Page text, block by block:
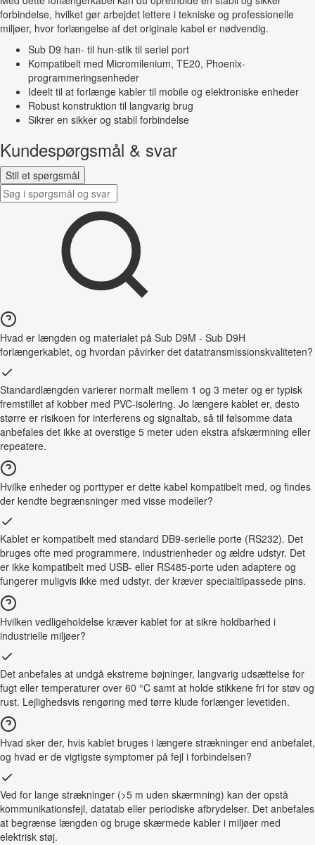
forbindelse, hvilket gør arbejdet lettere i tekniske og professionelle
miljøer, hvor forlængelse af det originale kabel er nødvendig.
Sub D9 han- til hun-stik til seriel port
Kompatibelt med Micromilenium, TE20, Phoenix-
programmeringsenheder
Ideelt til at forlænge kabler til mobile og elektroniske enheder
Robust konstruktion til langvarig brug
Sikrer en sikker og stabil forbindelse
Kundespørgsmål & svar
Stil et spørgsmål
Hvad er længden og materialet på Sub D9M - Sub D9H
forlængerkablet, og hvordan påvirker det datatransmissionskvaliteten?
Standardlængden varierer normalt mellem 1 og 3 meter og er typisk
fremstillet af kobber med PVC-isolering. Jo længere kablet er, desto
større er risikoen for interferens og signaltab, så til følsomme data
anbefales det ikke at overstige 5 meter uden ekstra afskærmning eller
repeatere.
Hvilke enheder og porttyper er dette kabel kompatibelt med, og findes
der kendte begrænsninger med visse modeller?
Kablet er kompatibelt med standard DB9-serielle porte (RS232). Det
bruges ofte med programmere, industrienheder og ældre udstyr. Det
er ikke kompatibelt med USB- eller RS485-porte uden adaptere og
fungerer muligvis ikke med udstyr, der kræver specialtilpassede pins.
Hvilken vedligeholdelse kræver kablet for at sikre holdbarhed i
industrielle miljøer?
Det anbefales at undgå ekstreme bøjninger, langvarig udsættelse for
fugt eller temperaturer over 60 °C samt at holde stikkene fri for støv og
rust. Lejlighedsvis rengøring med tørre klude forlænger levetiden.
Hvad sker der, hvis kablet bruges i længere strækninger end anbefalet,
og hvad er de vigtigste symptomer på fejl i forbindelsen?
Ved for lange strækninger (>5 m uden skærmning) kan der opstå
kommunikationsfejl, datatab eller periodiske afbrydelser. Det anbefales
at begrænse længden og bruge skærmede kabler i miljøer med
elektrisk støj.